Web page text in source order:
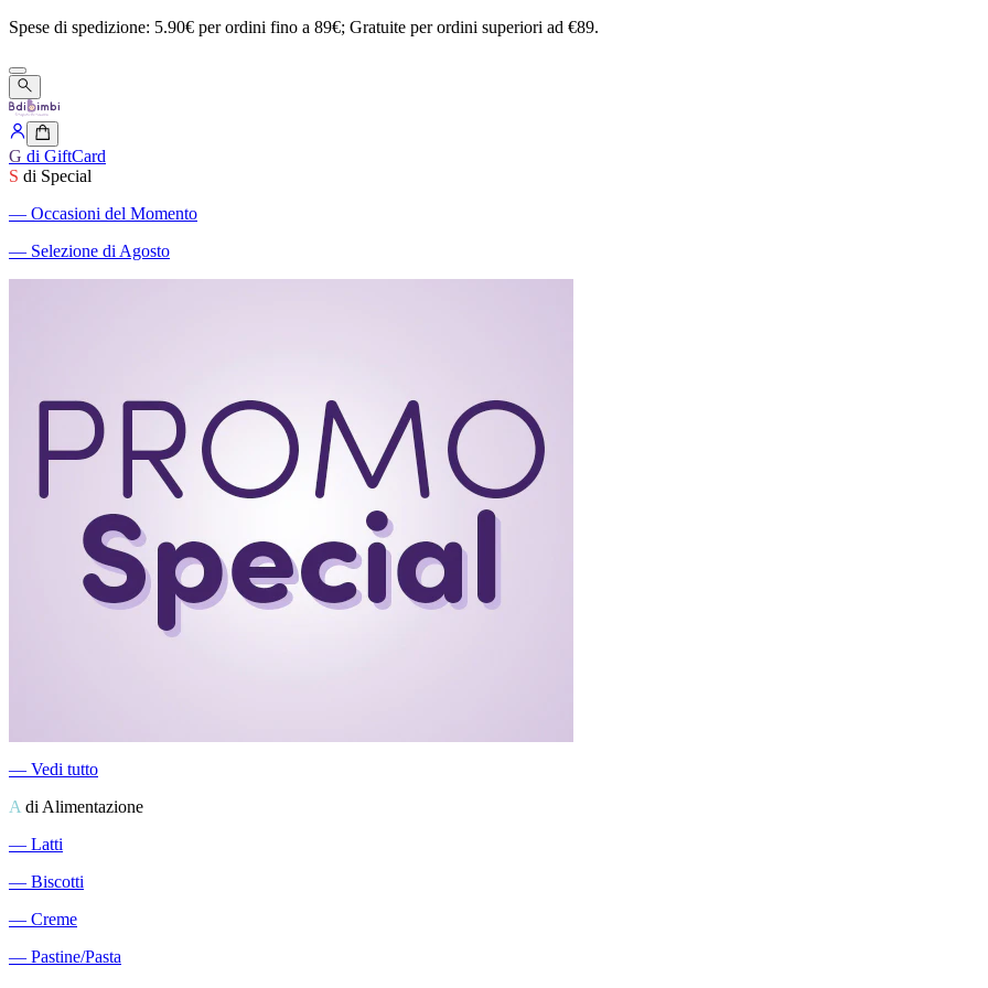
Spese di spedizione: 5.90€ perordini fino a 89€; Gratuite perordini superiori ad €89.
G di GiftCard
S di Special
― Occasioni del Momento
― Selezione di Agosto
― Vedi tutto
A di Alimentazione
― Latti
― Biscotti
― Creme
― Pastine/Pasta